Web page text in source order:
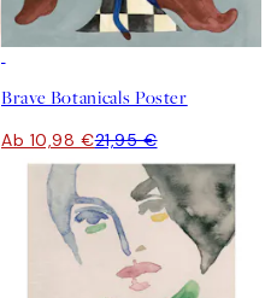
Brave Botanicals Poster
Ab 10,98 €21,95 €